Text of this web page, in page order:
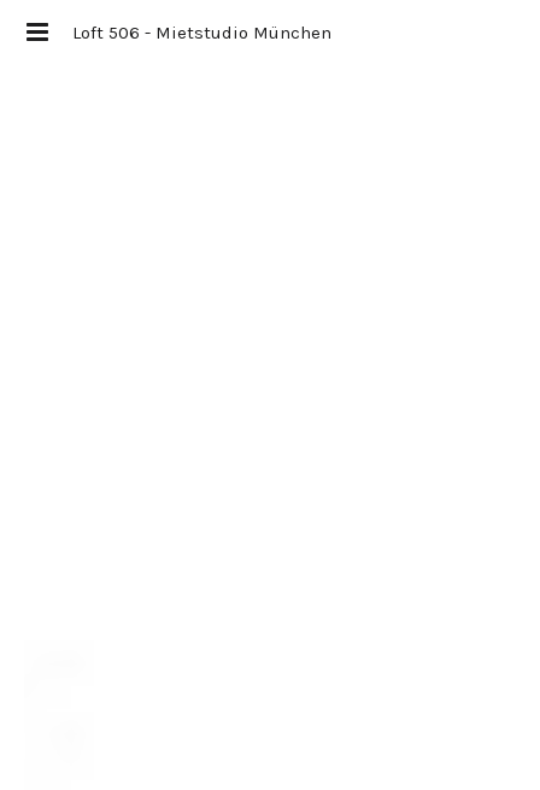
Loft 506 - Mietstudio München